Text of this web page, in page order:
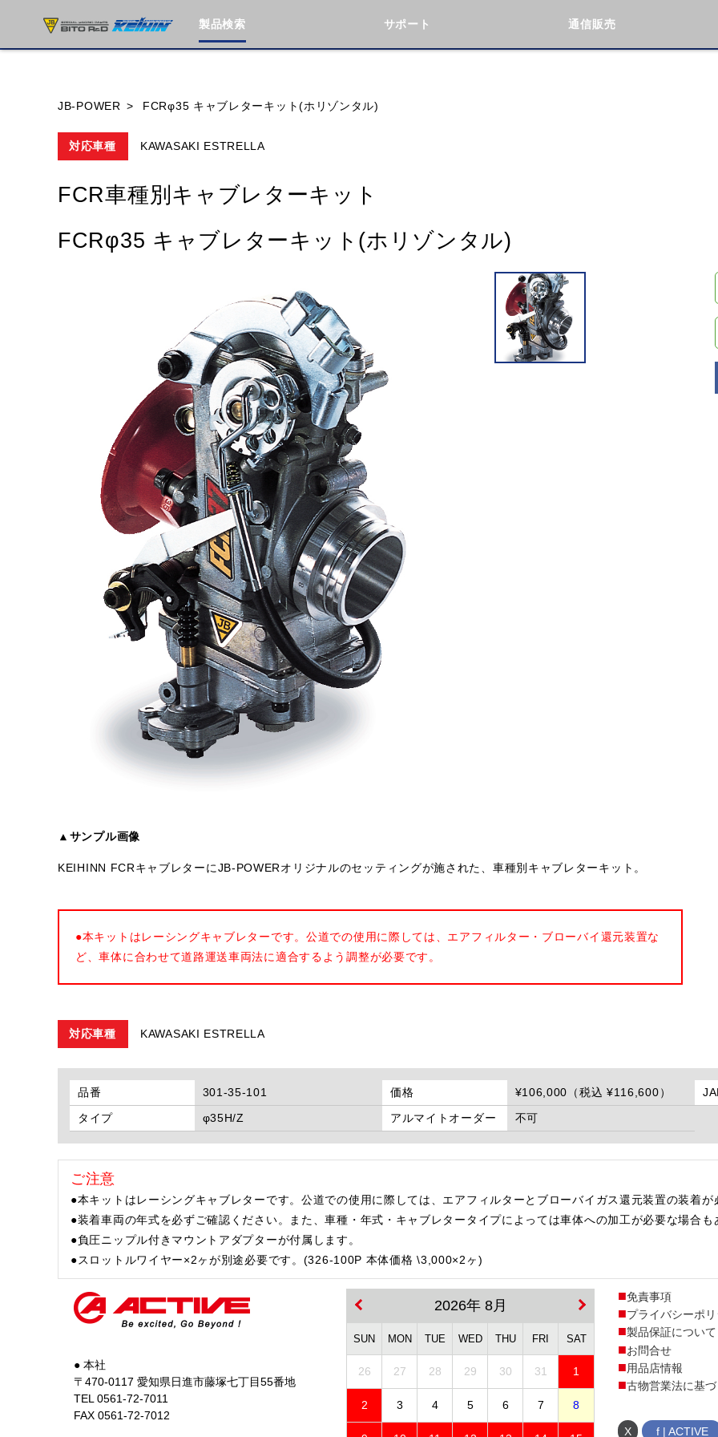
製品検索 サポート 通信販売
閉じる
JB-POWER FCRφ35 キャブレターキット(ホリゾンタル)
対応車種 KAWASAKI ESTRELLA
FCR車種別キャブレターキット
FCRφ35 キャブレターキット(ホリゾンタル)
▲サンプル画像
KEIHINN FCRキャブレターにJB-POWERオリジナルのセッティングが施された、車種別キャブレターキット。
●本キットはレーシングキャブレターです。公道での使用に際しては、エアフィルター・ブローバイ還元装置な
ど、車体に合わせて道路運送車両法に適合するよう調整が必要です。
対応車種 KAWASAKI ESTRELLA
品番 301-35-101 価格 ¥106,000（税込 ¥116,600）
タイプ
φ35H/Z アルマイトオーダー 不可
ご注意
●本キットはレーシングキャブレターです。公道での使用に際しては、エアフィルターとブローバイガス還元装置の装着が
●装着車両の年式を必ずご確認ください。また、車種・年式・キャブレタータイプによっては車体への加工が必要な場合
●負圧ニップル付きマウントアダプターが付属します。
●スロットルワイヤー×2ヶが別途必要です。(326-100P 本体価格 \3,000×2ヶ)
● 本社
〒470-0117 愛知県日進市藤塚七丁目55番地
TEL 0561-72-7011
FAX 0561-72-7012
2026年 8月
SUN MON TUE WED THU FRI SAT
26 27 28 29 30 31 1
2 3 4 5 6 7 8
免責事項
プライバシーポ
製品保証について
お問合せ
用品店情報
古物営業法に基
X f | ACTIVE